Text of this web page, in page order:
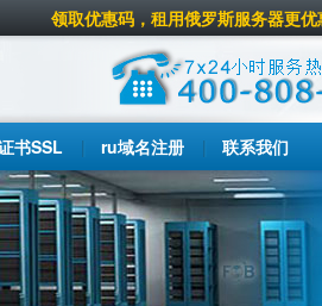
领取优惠码，租用俄罗斯服务器更优
书SSL ru域名注册 联系我们